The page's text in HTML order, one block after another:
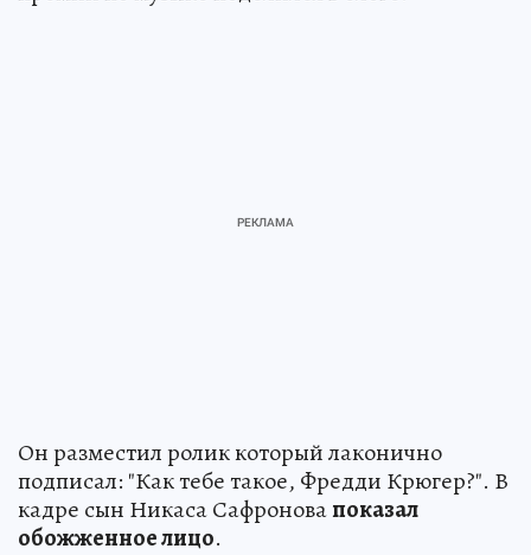
Он разместил ролик который лаконично
подписал: "Как тебе такое, Фредди Крюгер?". В
кадре сын Никаса Сафроновапоказал
обожженное лицо.